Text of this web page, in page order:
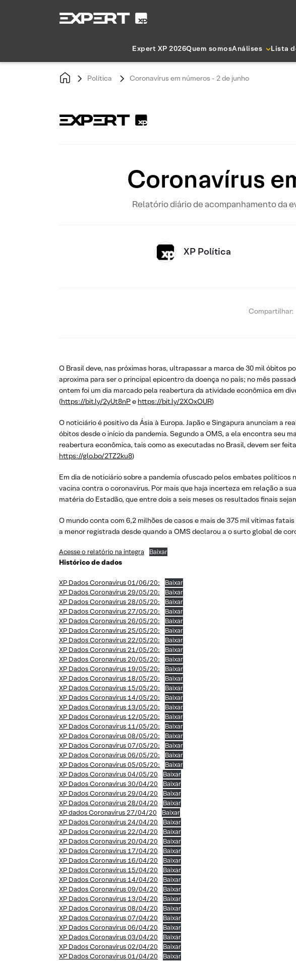
Expert XP 2026Quem somosAnálises Lista
Política Coronavírus em números - 2 de junho
Coronavírus
Relatório diário de acompanhamento da
XP Política
Compartilhar:
O Brasil deve, nas próximas horas, ultrapassar a marca de 30 mil óbitos
aproxima para ser o principal epicentro da doença no país; no mês
ontem foi um dia marcado pela reabertura da atividade econômica em
(https://bit.ly/2yUt8nPe https://bit.ly/2XOxOUR)
O noticiário é positivo da Ásia à Europa. Japão e Singapura anunciam a
óbitos desde o início da pandemia. Segundo a OMS, a ela encontra seu
reabertura econômica, tais como as executadas no Brasil, devem ser
https://glo.bo/2TZ2ku8)
Em dia de noticiário sobre a pandemia ofuscado pelos embates
vacina contra o coronavírus. Por mais que haja incerteza em relação a
matéria do Estadão, que entre dois a seis meses os resultados finais
O mundo conta com 6,2 milhões de casos e mais de 375 mil vítimas
a menor registrada desde quando a OMS declarou a o surto global de
Acesse o relatório na íntegra Baixar
Histórico de dados
XP Dados Coronavírus 01/06/20:
Baixar
XP Dados Coronavírus 29/05/20:
Baixar
XP Dados Coronavírus 28/05/20:
Baixar
XP Dados Coronavírus 27/05/20:
Baixar
XP Dados Coronavírus 26/05/20:
Baixar
XP Dados Coronavírus 25/05/20:
Baixar
XP Dados Coronavírus 22/05/20:
Baixar
XP Dados Coronavírus 21/05/20:
Baixar
XP Dados Coronavírus 20/05/20:
Baixar
XP Dados Coronavírus 19/05/20:
Baixar
XP Dados Coronavírus 18/05/20:
Baixar
XP Dados Coronavírus 15/05/20:
Baixar
XP Dados Coronavírus 14/05/20:
Baixar
XP Dados Coronavírus 13/05/20:
Baixar
XP Dados Coronavírus 12/05/20:
Baixar
XP Dados Coronavírus 11/05/20:
Baixar
XP Dados Coronavírus 08/05/20:
Baixar
XP Dados Coronavírus 07/05/20:
Baixar
XP Dados Coronavírus 06/05/20:
Baixar
XP Dados Coronavírus 05/05/20:
Baixar
XP Dados Coronavírus 04/05/20
Baixar
XP Dados Coronavírus 30/04/20
Baixar
XP Dados Coronavírus 29/04/20
Baixar
XP Dados Coronavírus 28/04/20
Baixar
XP dados Coronavírus 27/04/20
Baixar
XP Dados Coronavírus 24/04/20
Baixar
XP Dados Coronavírus 22/04/20
Baixar
XP Dados Coronavírus 20/04/20
Baixar
XP Dados Coronavírus 17/04/20
Baixar
XP Dados Coronavírus 16/04/20
Baixar
XP Dados Coronavírus 15/04/20
Baixar
XP Dados Coronavírus 14/04/20
Baixar
XP Dados Coronavírus 09/04/20
Baixar
XP Dados Coronavírus 13/04/20
Baixar
XP Dados Coronavírus 08/04/20
Baixar
XP Dados Coronavírus 07/04/20
Baixar
XP Dados Coronavírus 06/04/20
Baixar
XP Dados Coronavírus 03/04/20
Baixar
XP Dados Coronavírus 02/04/20
Baixar
XP Dados Coronavírus 01/04/20
Baixar